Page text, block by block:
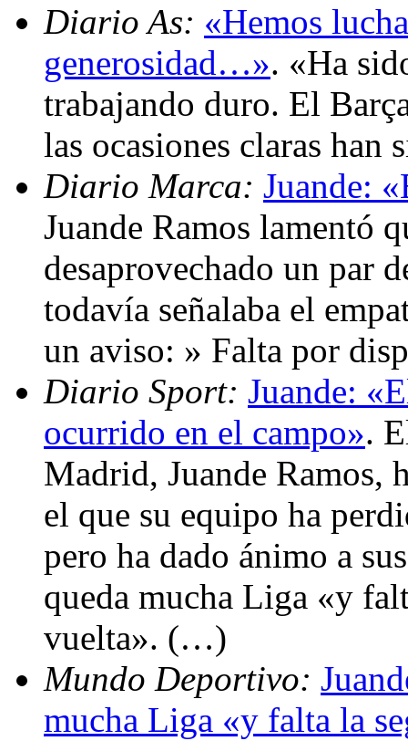
Diario As: «Hemos
generosidad…». «Ha
trabajando duro. El
las ocasiones claras
Diario Marca: Juande:
Juande Ramos lamentó
desaprovechado un par
todavía señalaba el
un aviso: » Falta por
Diario Sport: Juande:
ocurrido en el campo».
Madrid, Juande Ramos,
el que su equipo ha
pero ha dado ánimo a
queda mucha Liga «y
vuelta». (…)
Mundo Deportivo:
mucha Liga «y falta la